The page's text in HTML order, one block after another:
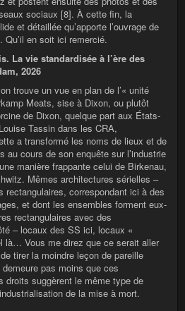
sociaux [8]. À cette fin, la
et détaillée qu’apporte l’ouvrage de
en soit ici remercié.
La vie standardisée à l’ère des
2026
trouve un vue en plan de l’« unité
Meats, sise à Dixon, ou plutôt
de Dixon, quelque part aux États-
Tassin dans les CRA,
a transformé les noms de lieux et de
au cours de son enquête sur l’industrie
manière frappante celui de Birkenau,
Mêmes architectures sérielles –
rectangulaires, correspondant ici à des
et dont les ensembles forment eux-
rectangulaires avec des
– locaux des SS ici, locaux «
là… Vous me direz que ce serait aller
tirer la moindre leçon de pareille
pas moins que ces
droits suggèrent le même type de
de la mise à mort.